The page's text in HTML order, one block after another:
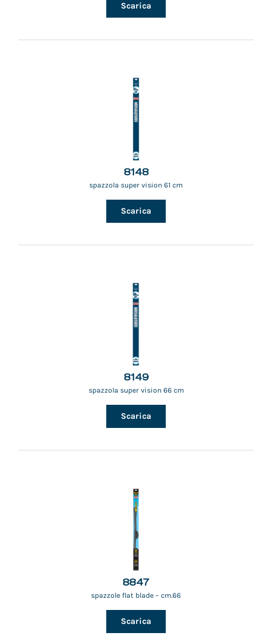
Scarica
8148
spazzola super vision 61 cm
Scarica
8149
spazzola super vision 66 cm
Scarica
8847
spazzole flat blade – cm.66
Scarica